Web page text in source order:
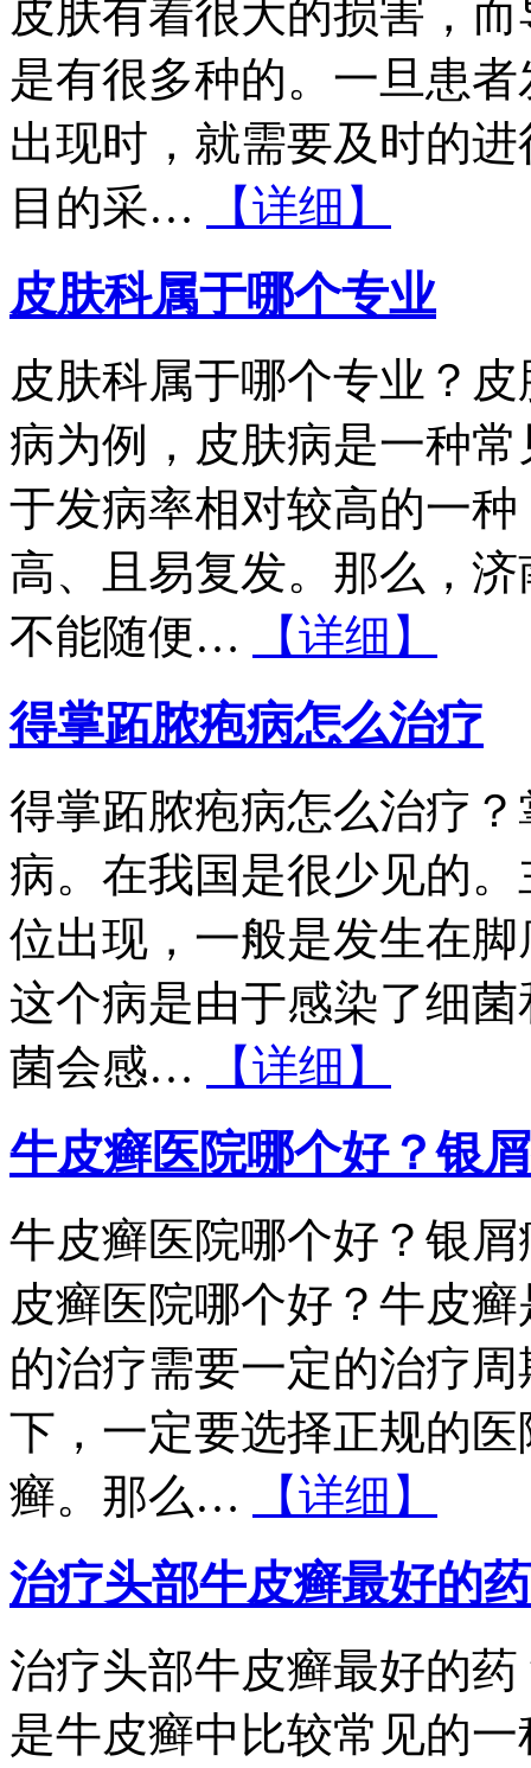
皮肤有着很大的损害，
是有很多种的。一旦患
出现时，就需要及时的
目的采…
【详细】
皮肤科属于哪个专业
皮肤科属于哪个专业？
病为例，皮肤病是一种
于发病率相对较高的一
高、且易复发。那么，
不能随便…
【详细】
得掌跖脓疱病怎么治疗
得掌跖脓疱病怎么治疗
病。在我国是很少见的
位出现，一般是发生在
这个病是由于感染了细
菌会感…
【详细】
牛皮癣医院哪个好？银
牛皮癣医院哪个好？银
皮癣医院哪个好？牛皮
的治疗需要一定的治疗
下，一定要选择正规的
癣。那么…
【详细】
治疗头部牛皮癣最好的药
治疗头部牛皮癣最好的
是牛皮癣中比较常见的